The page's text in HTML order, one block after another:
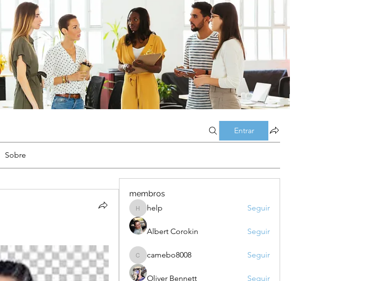
Entrar
Sobre
membros
help
help Seguir
Albert Corokin Seguir
camebo8008
camebo8008 Seguir
Oliver Bennett Seguir